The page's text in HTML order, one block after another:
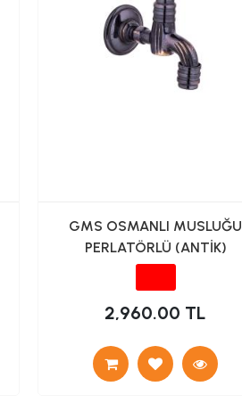
GMS OSMANLI MUSLUĞU
PERLATÖRLÜ (ANTİK)
2,960.00 TL